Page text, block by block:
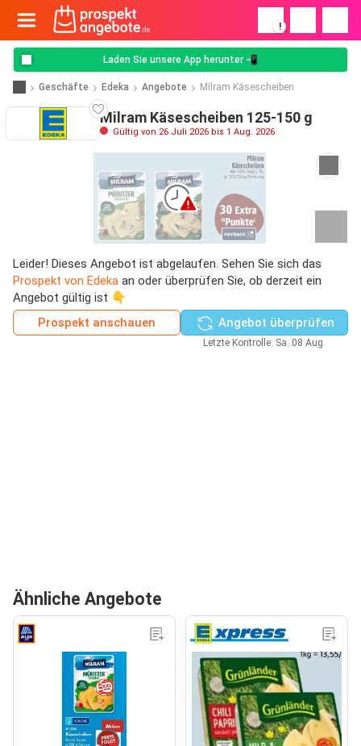
!
Laden Sie unsere App herunter 📲
Geschäfte Edeka Angebote Milram Käsescheiben
Milram Käsescheiben 125-150 g
Gültig von 26 Juli 2026 bis 1 Aug. 2026
Leider! Dieses Angebot ist abgelaufen. Sehen Sie sich das
Prospekt von Edeka an oder überprüfen Sie, ob derzeit ein
Angebot gültig ist 👇
Prospekt anschauen
Angebot überprüfen
Letzte Kontrolle: Sa. 08 Aug.
Ähnliche Angebote